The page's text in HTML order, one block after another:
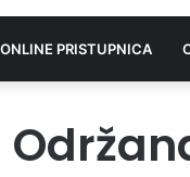
ONLINE PRISTUPNICA